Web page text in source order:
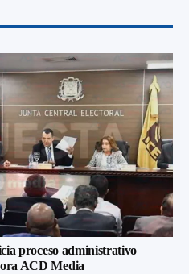
proceso administrativo
ACD Media